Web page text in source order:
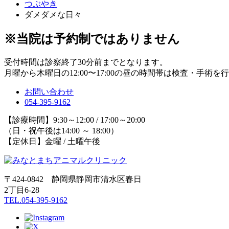
つぶやき
ダメダメな日々
※当院は予約制ではありません
受付時間は診察終了30分前までとなります。
月曜から木曜日の12:00〜17:00の昼の時間帯は検査・手術を
お問い合わせ
054-395-9162
【診療時間】9:30～12:00 / 17:00～20:00
（日・祝午後は14:00 ～ 18:00）
【定休日】金曜 / 土曜午後
〒424-0842 静岡県静岡市清水区春日
2丁目6-28
TEL.054-395-9162